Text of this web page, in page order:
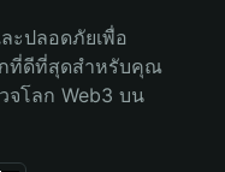
ะปลอดภัยเพื่อ
กที่ดีที่สุดสำหรับคุณ
จโลก Web3 บน